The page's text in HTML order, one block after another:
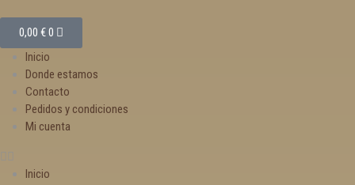
0,00 €0
Inicio
Donde estamos
Contacto
Pedidos y condiciones
Mi cuenta
Inicio